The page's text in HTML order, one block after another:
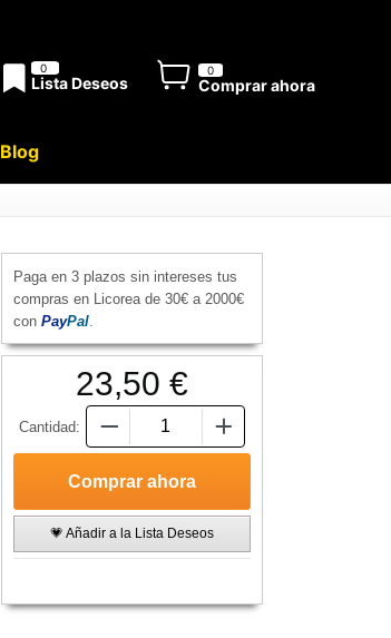
0
Lista Deseos
0
Comprar ahora
Blog
Paga en 3 plazos sin intereses tus
compras en Licorea de 30€ a 2000€
con PayPal.
23,50 €
Cantidad:
💗 Añadir a la Lista Deseos